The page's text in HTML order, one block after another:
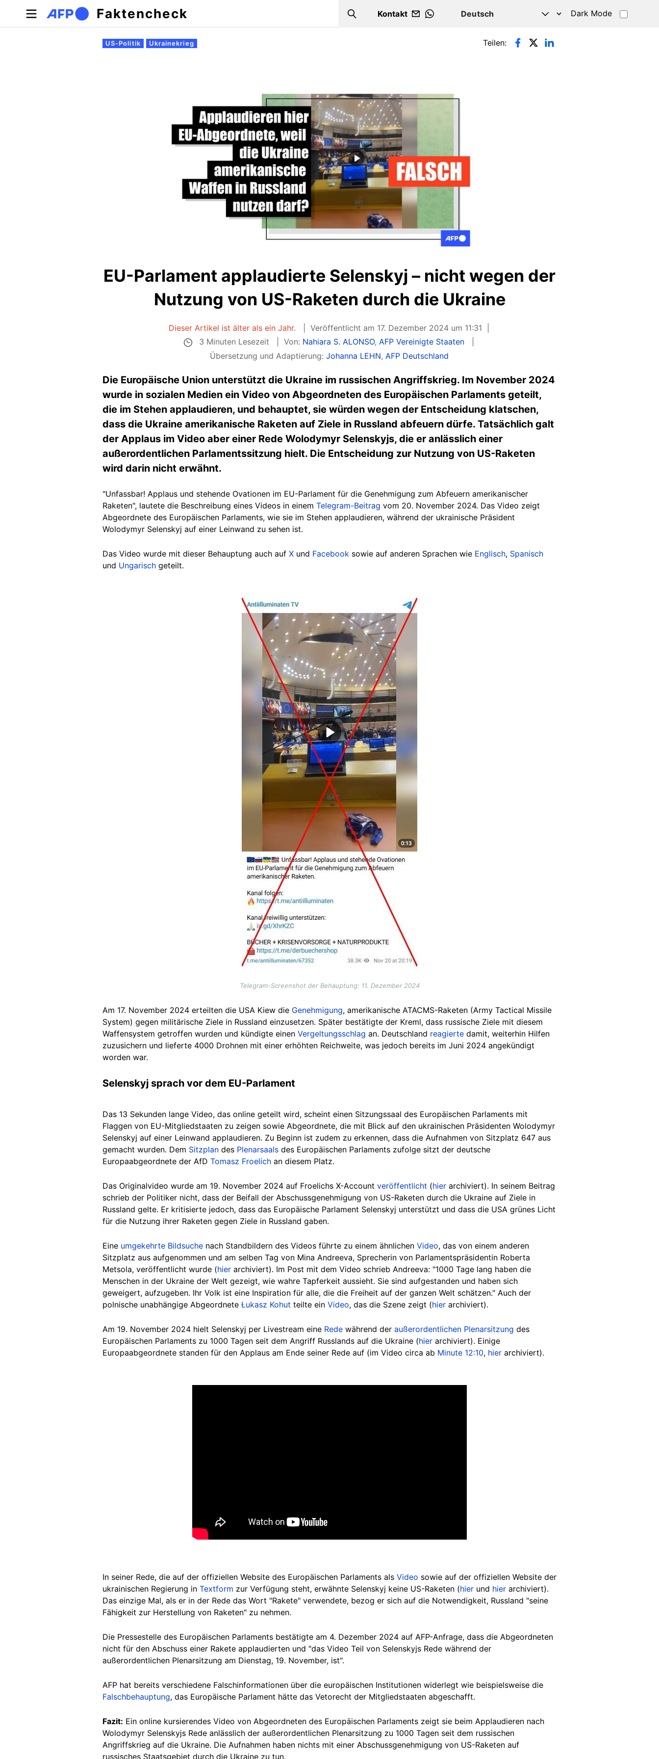
Faktencheck Search
Kontakt
WHATSAPP
Dark Mode
Primäre Reiter
US-Politik Ukrainekrieg Teilen:
EU-Parlament applaudierte Selenskyj – nicht wegen der
Nutzung von US-Raketen durch die Ukraine
Dieser Artikel ist älter als ein Jahr.
Veröffentlicht am 17. Dezember 2024 um 11:31
3 Minuten Lesezeit
Von: Nahiara S. ALONSO,AFP Vereinigte Staaten
Übersetzung und Adaptierung:Johanna LEHN, AFP Deutschland
Die Europäische Union unterstützt die Ukraine im russischen Angriffskrieg. Im November 2024
wurde in sozialen Medien ein Video von Abgeordneten des Europäischen Parlaments geteilt,
die im Stehen applaudieren, und behauptet, sie würden wegen der Entscheidung klatschen,
dass die Ukraine amerikanische Raketen auf Ziele in Russland abfeuern dürfe. Tatsächlich galt
der Applaus im Video aber einer Rede Wolodymyr Selenskyjs, die er anlässlich einer
außerordentlichen Parlamentssitzung hielt. Die Entscheidung zur Nutzung von US-Raketen
wird darin nicht erwähnt.
"Unfassbar! Applaus und stehende Ovationen im EU-Parlament für die Genehmigung zum Abfeuern amerikanischer
Raketen", lautete die Beschreibung eines Videos in einem Telegram-Beitrag vom 20. November 2024. Das Video zeigt
Abgeordnete des Europäischen Parlaments, wie sie im Stehen applaudieren, während der ukrainische Präsident
Wolodymyr Selenskyj auf einer Leinwand zu sehen ist.
Das Video wurde mit dieser Behauptung auch auf X und Facebook sowie auf anderen Sprachen wie Englisch, Spanisch
und Ungarisch geteilt.
Telegram-Screenshot der Behauptung: 11. Dezember 2024
Am 17. November 2024 erteilten die USA Kiew die Genehmigung, amerikanische ATACMS-Raketen (Army Tactical Missile
System) gegen militärische Ziele in Russland einzusetzen. Später bestätigte der Kreml, dass russische Ziele mit diesem
Waffensystem getroffen wurden und kündigte einen Vergeltungsschlag an. Deutschland reagierte damit, weiterhin Hilfen
zuzusichern und lieferte 4000 Drohnen mit einer erhöhten Reichweite, was jedoch bereits im Juni 2024 angekündigt
worden war.
Selenskyj sprach vor dem EU-Parlament
Das 13 Sekunden lange Video, das online geteilt wird, scheint einen Sitzungssaal des Europäischen Parlaments mit
Flaggen von EU-Mitgliedstaaten zu zeigen sowie Abgeordnete, die mit Blick auf den ukrainischen Präsidenten Wolodymyr
Selenskyj auf einer Leinwand applaudieren. Zu Beginn ist zudem zu erkennen, dass die Aufnahmen von Sitzplatz 647 aus
gemacht wurden. Dem Sitzplan des Plenarsaals des Europäischen Parlaments zufolge sitzt der deutsche
Europaabgeordnete der AfD Tomasz Froelich an diesem Platz.
Das Originalvideo wurde am 19. November 2024 auf Froelichs X-Account veröffentlicht (hier archiviert). In seinem Beitrag
schrieb der Politiker nicht, dass der Beifall der Abschussgenehmigung von US-Raketen durch die Ukraine auf Ziele in
Russland gelte. Er kritisierte jedoch, dass das Europäische Parlament Selenskyj unterstützt und dass die USA grünes Licht
für die Nutzung ihrer Raketen gegen Ziele in Russland gaben.
Eine umgekehrte Bildsuche nach Standbildern des Videos führte zu einem ähnlichen Video, das von einem anderen
Sitzplatz aus aufgenommen und am selben Tag von Mina Andreeva, Sprecherin von Parlamentspräsidentin Roberta
Metsola, veröffentlicht wurde (hier archiviert). Im Post mit dem Video schrieb Andreeva: "1000 Tage lang haben die
Menschen in der Ukraine der Welt gezeigt, wie wahre Tapferkeit aussieht. Sie sind aufgestanden und haben sich
geweigert, aufzugeben. Ihr Volk ist eine Inspiration für alle, die die Freiheit auf der ganzen Welt schätzen." Auch der
polnische unabhängige Abgeordnete Łukasz Kohut teilte ein Video, das die Szene zeigt (hier archiviert).
Am 19. November 2024 hielt Selenskyj per Livestream eine Rede während der außerordentlichen Plenarsitzung des
Europäischen Parlaments zu 1000 Tagen seit dem Angriff Russlands auf die Ukraine (hier archiviert). Einige
Europaabgeordnete standen für den Applaus am Ende seiner Rede auf (im Video circa ab Minute 12:10, hier archiviert).
In seiner Rede, die auf der offiziellen Website des Europäischen Parlaments als Video sowie auf der offiziellen Website der
ukrainischen Regierung in Textform zur Verfügung steht, erwähnte Selenskyj keine US-Raketen (hier und hier archiviert).
Das einzige Mal, als er in der Rede das Wort "Rakete" verwendete, bezog er sich auf die Notwendigkeit, Russland "seine
Fähigkeit zur Herstellung von Raketen" zu nehmen.
Die Pressestelle des Europäischen Parlaments bestätigte am 4. Dezember 2024 auf AFP-Anfrage, dass die Abgeordneten
nicht für den Abschuss einer Rakete applaudierten und "das Video Teil von Selenskyjs Rede während der
außerordentlichen Plenarsitzung am Dienstag, 19. November, ist".
AFP hat bereits verschiedene Falschinformationen über die europäischen Institutionen widerlegt wie beispielsweise die
Falschbehauptung, das Europäische Parlament hätte das Vetorecht der Mitgliedstaaten abgeschafft.
Fazit: Ein online kursierendes Video von Abgeordneten des Europäischen Parlaments zeigt sie beim Applaudieren nach
Wolodymyr Selenskyjs Rede anlässlich der außerordentlichen Plenarsitzung zu 1000 Tagen seit dem russischen
Angriffskrieg auf die Ukraine. Die Aufnahmen haben nichts mit einer Abschussgenehmigung von US-Raketen auf
russisches Staatsgebiet durch die Ukraine zu tun.